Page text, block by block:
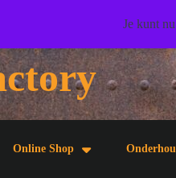
Online Shop
Je kunt